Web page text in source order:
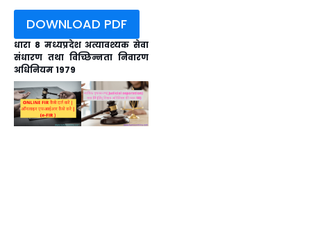
DOWNLOAD PDF
धारा 8 मध्यप्रदेश अत्यावश्यक सेवा
संधारण तथा विच्छिन्नता निवारण
अधिनियम 1979